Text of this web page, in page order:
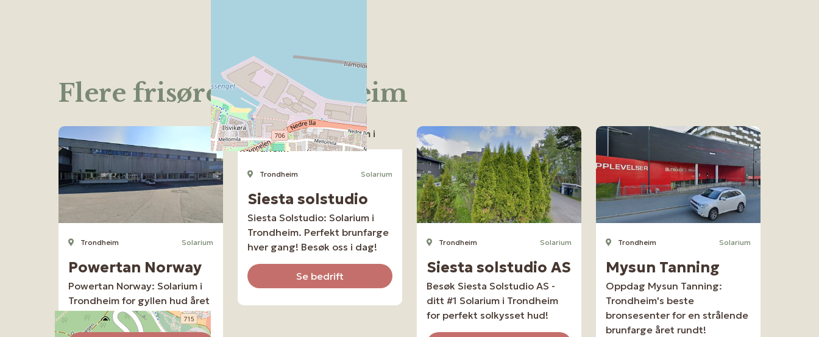
Flere frisører i Trondheim
Trondheim Solarium
Powertan Norway
Powertan Norway: Solarium i
Trondheim for gyllen hud året
rundt – Bestill nå!
Trondheim Solarium
Siesta solstudio
Siesta Solstudio: Solarium i
Trondheim. Perfekt brunfarge
hver gang! Besøk oss i dag!
Se bedrift
Trondheim Solarium
Siesta solstudio AS
Besøk Siesta Solstudio AS -
ditt #1 Solarium i Trondheim
for perfekt solkysset hud!
Trondheim Solarium
Mysun Tanning
Oppdag Mysun Tanning:
Trondheim's beste
bronsesenter for en strålende
brunfarge året rundt!